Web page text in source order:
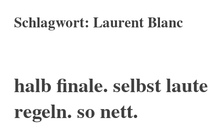
Schlagwort: Laurent Blanc
halb finale. selbst laute
regeln. so nett.